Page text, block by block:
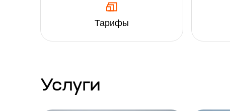
Короб S
23x19x10 см до 2 кг
Короб M
Тарифы
Услуги